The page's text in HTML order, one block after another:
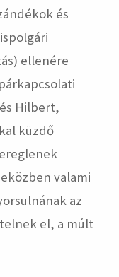
és
ellenére
Hilbert,
küzdő
valami
az
el, a múlt